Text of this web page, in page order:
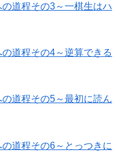
道程その3～一棋生はハ
道程その4～逆算できる
道程その5～最初に読ん
道程その6～とっつきに